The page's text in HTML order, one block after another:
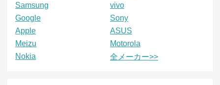
Samsung
vivo
Google
Sony
Apple
ASUS
Meizu
Motorola
Nokia
全メーカー>>